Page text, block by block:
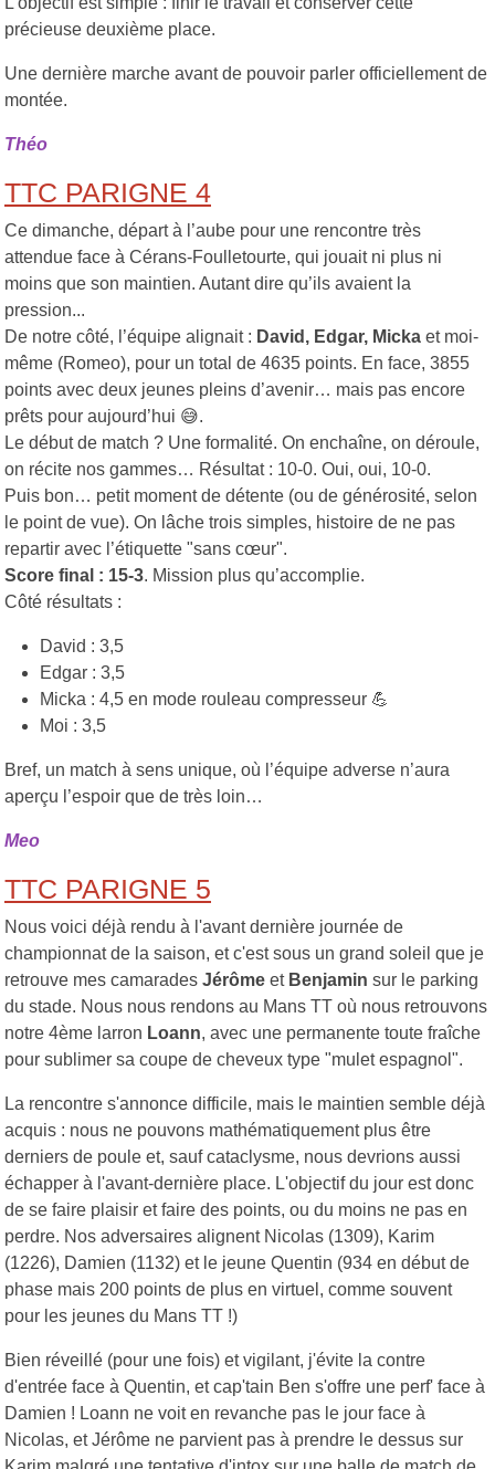
précieuse deuxième place.
Une dernière marche avant de pouvoir parler officiellement de
montée.
Théo
TTC PARIGNE 4
Ce dimanche, départ à l’aube pour une rencontre très
attendue face à Cérans-Foulletourte, qui jouait ni plus ni
moins que son maintien. Autant dire qu’ils avaient la
pression...
De notre côté, l’équipe alignait : David, Edgar, Micka et moi-
même (Romeo), pour un total de 4635 points. En face, 3855
points avec deux jeunes pleins d’avenir… mais pas encore
prêts pour aujourd’hui 😅.
Le début de match ? Une formalité. On enchaîne, on déroule,
on récite nos gammes… Résultat : 10-0. Oui, oui, 10-0.
Puis bon… petit moment de détente (ou de générosité, selon
le point de vue). On lâche trois simples, histoire de ne pas
repartir avec l’étiquette "sans cœur".
Score final : 15-3. Mission plus qu’accomplie.
Côté résultats :
David : 3,5
Edgar : 3,5
Micka : 4,5 en mode rouleau compresseur 💪
Moi : 3,5
Bref, un match à sens unique, où l’équipe adverse n’aura
aperçu l’espoir que de très loin…
Meo
TTC PARIGNE 5
Nous voici déjà rendu à l'avant dernière journée de
championnat de la saison, et c'est sous un grand soleil que je
retrouve mes camarades Jérôme et Benjamin sur le parking
du stade. Nous nous rendons au Mans TT où nous retrouvons
notre 4ème larron Loann, avec une permanente toute fraîche
pour sublimer sa coupe de cheveux type "mulet espagnol".
La rencontre s'annonce difficile, mais le maintien semble déjà
acquis : nous ne pouvons mathématiquement plus être
derniers de poule et, sauf cataclysme, nous devrions aussi
échapper à l'avant-dernière place. L'objectif du jour est donc
de se faire plaisir et faire des points, ou du moins ne pas en
perdre. Nos adversaires alignent Nicolas (1309), Karim
(1226), Damien (1132) et le jeune Quentin (934 en début de
phase mais 200 points de plus en virtuel, comme souvent
pour les jeunes du Mans TT !)
Bien réveillé (pour une fois) et vigilant, j'évite la contre
d'entrée face à Quentin, et cap'tain Ben s'offre une perf' face à
Damien ! Loann ne voit en revanche pas le jour face à
Nicolas, et Jérôme ne parvient pas à prendre le dessus sur